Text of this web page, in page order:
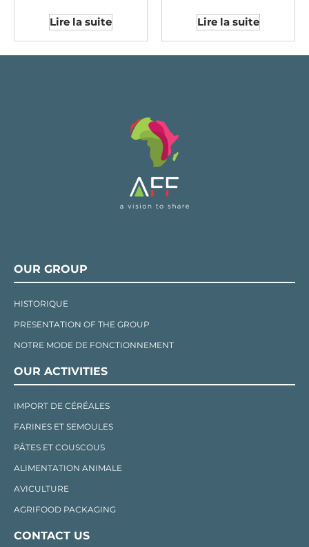
Lire la suite Lire la suite
OUR GROUP
HISTORIQUE
PRESENTATION OF THE GROUP
NOTRE MODE DE FONCTIONNEMENT
OUR ACTIVITIES
IMPORT DE CÉRÉALES
FARINES ET SEMOULES
PÂTES ET COUSCOUS
ALIMENTATION ANIMALE
AVICULTURE
AGRIFOOD PACKAGING
CONTACT US